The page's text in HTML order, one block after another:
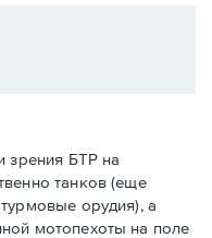
зрения БТР на
танков (еще
орудия), а
мотопехоты на поле